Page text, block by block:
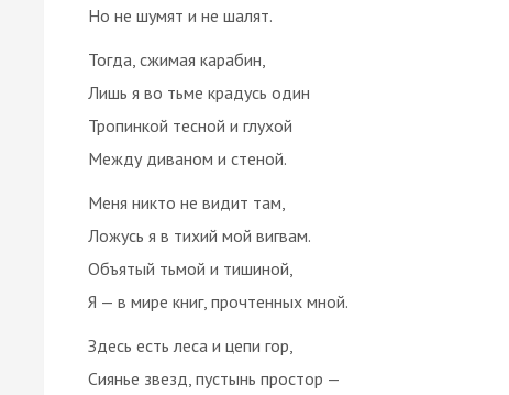
Но не шумят и не шалят.
Тогда, сжимая карабин,
Лишь я во тьме крадусь один
Тропинкой тесной и глухой
Между диваном и стеной.
Меня никто не видит там,
Ложусь я в тихий мой вигвам.
Объятый тьмой и тишиной,
Я — в мире книг, прочтенных мной.
Здесь есть леса и цепи гор,
Сиянье звезд, пустынь простор —